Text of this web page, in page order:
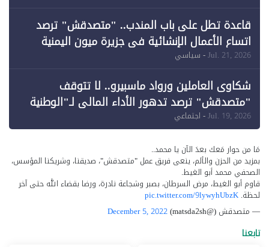
قاعدة تطل على باب المندب.. "متصدقش" ترصد
اتساع الأعمال الإنشائية في جزيرة ميون اليمنية
Jul. 21, 2026- سياسي
شكاوى العاملين ورواد ماسبيرو.. لا تتوقف
"متصدقش" ترصد تدهور الأداء المالي لـ"الوطنية
للإعلام"
Jul. 19, 2026- اجتماعي
مَا من حوار مَعك بعدَ الآن يا محمد..
بمزيد من الحزن والألم، ينعى فريق عمل "متصدقش"، صديقنا، وشريكنا المؤسس،
الصحفي محمد أبو الغيط.
قاوم أبو الغيط، مرض السرطان، بصبر وشجاعة نادرة، ورضا بقضاء الله حتى آخر
لحظة. pic.twitter.com/9lywyhUbzK
— متصدقش (@matsda2sh)
December 5, 2022
تابعنا